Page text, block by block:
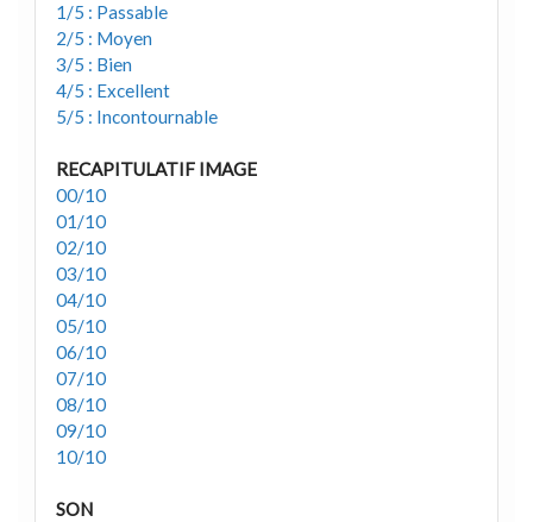
1/5 : Passable
2/5 : Moyen
3/5 : Bien
4/5 : Excellent
5/5 : Incontournable
RECAPITULATIF IMAGE
00/10
01/10
02/10
03/10
04/10
05/10
06/10
07/10
08/10
09/10
10/10
SON